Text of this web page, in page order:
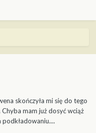
skończyła mi się do tego
mam już dosyć wciąż